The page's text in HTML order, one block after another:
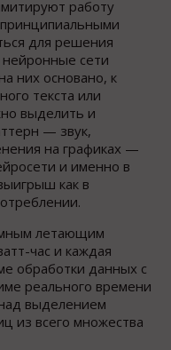
работу
для решения
сети
них основано, к
текста или
выделить и
— звук,
на графиках —
и именно в
как в
летающим
час и каждая
обработки данных с
реального времени
выделением
из всего множества